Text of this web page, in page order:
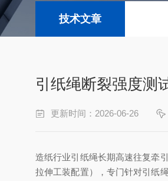
技术文章
引纸绳断裂强度测
更新时间：2026-06-26
造纸行业引纸绳长期高速往复牵
拉伸工装配置），专门针对引纸